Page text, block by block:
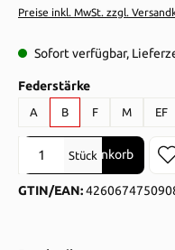
Preise inkl. MwSt. zzgl.
Sofort verfügbar,
Federstärkeauswählen
A B F M EF
Produkt Anzahl: Gib den
Stück
In den Warenkorb
GTIN/EAN: